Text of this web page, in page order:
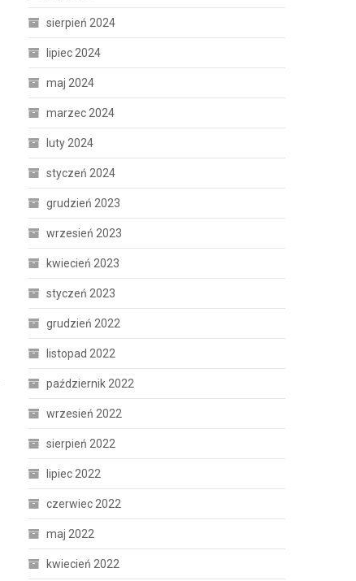
sierpień 2024
lipiec 2024
maj 2024
marzec 2024
luty 2024
styczeń 2024
grudzień 2023
wrzesień 2023
kwiecień 2023
styczeń 2023
grudzień 2022
listopad 2022
październik 2022
wrzesień 2022
sierpień 2022
lipiec 2022
czerwiec 2022
maj 2022
kwiecień 2022